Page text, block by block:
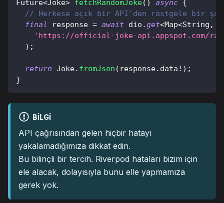
Future<Joke> fetchRandomJoke( ) async {
// Herkese açık bir API'den rastgele bir
final
response = await dio .get<Map<String ,
'https://official-joke-api.appspot.com/
) ;
return Joke. fromJson ( response. data ! ) ;
}
BILGI
API çağrısından gelen hiçbir hatayı
yakalamadığımıza dikkat edin.
Bu bilinçli bir tercih. Riverpod hataları bizim için
ele alacak, dolayısıyla bunu elle yapmamıza
gerek yok.